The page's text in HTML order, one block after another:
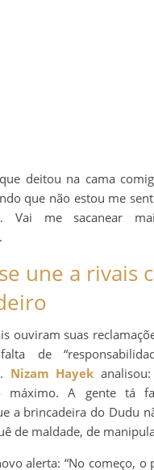
deitou na cama
que não estou me
Vai me sacanear
une a rivais
ouviram suas
de
Nizam Hayek
máximo. A gente tá
a brincadeira do Dudu
de maldade, de
alerta: “No começo, o